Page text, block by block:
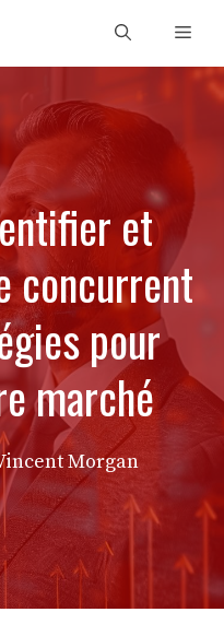
et
concurrent
pour
marché
Morgan